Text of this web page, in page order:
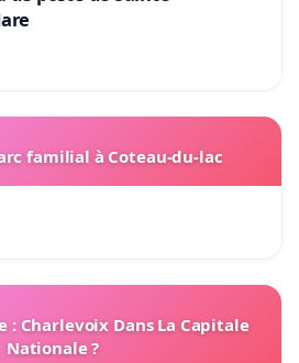
familial à Coteau-du-lac
: Charlevoix Dans La Capitale
Nationale ?